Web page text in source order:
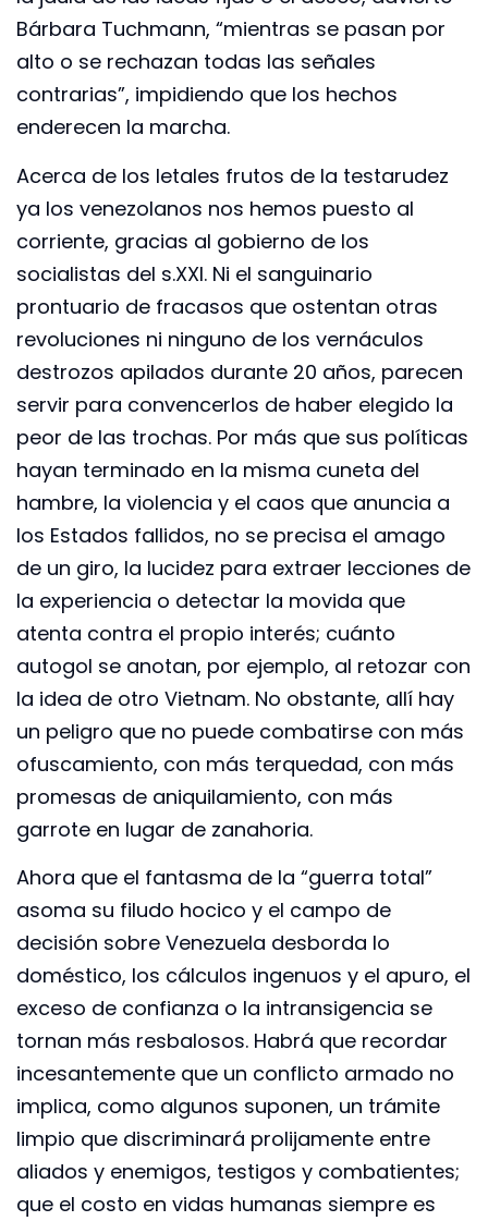
Bárbara Tuchmann, “mientras se pasan por
alto o se rechazan todas las señales
contrarias”, impidiendo que los hechos
enderecen la marcha.
Acerca de los letales frutos de la testarudez
ya los venezolanos nos hemos puesto al
corriente, gracias al gobierno de los
socialistas del s.XXI. Ni el sanguinario
prontuario de fracasos que ostentan otras
revoluciones ni ninguno de los vernáculos
destrozos apilados durante 20 años, parecen
servir para convencerlos de haber elegido la
peor de las trochas. Por más que sus políticas
hayan terminado en la misma cuneta del
hambre, la violencia y el caos que anuncia a
los Estados fallidos, no se precisa el amago
de un giro, la lucidez para extraer lecciones de
la experiencia o detectar la movida que
atenta contra el propio interés; cuánto
autogol se anotan, por ejemplo, al retozar con
la idea de otro Vietnam. No obstante, allí hay
un peligro que no puede combatirse con más
ofuscamiento, con más terquedad, con más
promesas de aniquilamiento, con más
garrote en lugar de zanahoria.
Ahora que el fantasma de la “guerra total”
asoma su filudo hocico y el campo de
decisión sobre Venezuela desborda lo
doméstico, los cálculos ingenuos y el apuro, el
exceso de confianza o la intransigencia se
tornan más resbalosos. Habrá que recordar
incesantemente que un conflicto armado no
implica, como algunos suponen, un trámite
limpio que discriminará prolijamente entre
aliados y enemigos, testigos y combatientes;
que el costo en vidas humanas siempre es